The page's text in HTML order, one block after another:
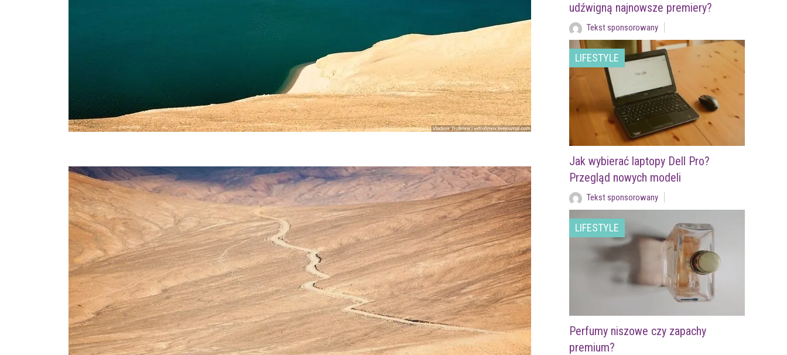
udźwigną najnowsze premiery?
Tekst sponsorowany
LIFESTYLE
Jak wybierać laptopy Dell Pro?
Przegląd nowych modeli
Tekst sponsorowany
LIFESTYLE
Perfumy niszowe czy zapachy
premium?